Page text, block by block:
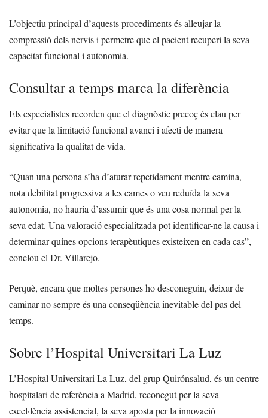
L’objectiu principal d’aquests procediments és alleujar la
compressió dels nervis i permetre que el pacient recuperi la seva
capacitat funcional i autonomia.
Consultar a temps marca la diferència
Els especialistes recorden que el diagnòstic precoç és clau per
evitar que la limitació funcional avanci i afecti de manera
significativa la qualitat de vida.
“Quan una persona s’ha d’aturar repetidament mentre camina,
nota debilitat progressiva a les cames o veu reduïda la seva
autonomia, no hauria d’assumir que és una cosa normal per la
seva edat. Una valoració especialitzada pot identificar-ne la causa i
determinar quines opcions terapèutiques existeixen en cada cas”,
conclou el Dr. Villarejo.
Perquè, encara que moltes persones ho desconeguin, deixar de
caminar no sempre és una conseqüència inevitable del pas del
temps.
Sobre l’Hospital Universitari La Luz
L’Hospital Universitari La Luz, del grup Quirónsalud, és un centre
hospitalari de referència a Madrid, reconegut per la seva
excel·lència assistencial, la seva aposta per la innovació